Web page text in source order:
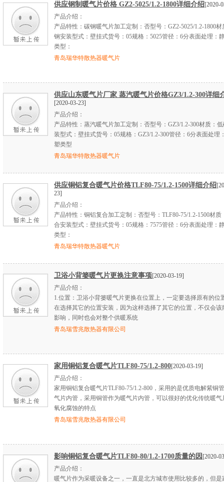
供应钢制暖气片价格 GZ2-5025/1.2-1800详细介绍[2020-
产品介绍：
产品特性：碳钢暖气片加工定制：否型号：GZ2-5025/1.2-1800
钢安装型式：壁挂式货号：05规格：5025管径：6分表面处理：
类型：
青岛瑞华特散热器暖气片
供应山东暖气片厂家 蒸汽暖气片价格GZ3/1.2-300详细
[2020-03-23]
产品介绍：
产品特性：蒸汽暖气片加工定制：否型号：GZ3/1.2-300材质：
装型式：壁挂式货号：05规格：GZ3/1.2-300管径：6分表面处理
塑类型
青岛瑞华特散热器暖气片
供应铜铝复合暖气片价格TLF80-75/1.2-1500详细介绍
23]
产品介绍：
产品特性：铜铝复合加工定制：否型号：TLF80-75/1.2-1500材质
合安装型式：壁挂式货号：05规格：7575管径：6分表面处理：
类型：
青岛瑞华特散热器暖气片
卫浴小背篓暖气片更换注意事项 [2020-03-19]
产品介绍：
1.位置：卫浴小背篓暖气片更换在位置上，一定要选择原有的位
在选择其它的位置安装，因为这样选择了其它的位置，不仅会该
影响，同时也会对整个供暖系统
青岛瑞雪兆散热器有限公司
家用铜铝复合暖气片TLF80-75/1.2-800[2020-03-19]
产品介绍：
家用铜铝复合暖气片TLF80-75/1.2-800，采用的是优质电解紫铜
气片内管，采用铜管作为暖气片内管，可以很好的优化传统暖气
氧化腐蚀的特点
青岛瑞雪兆散热器有限公司
影响铜铝复合暖气片TLF80-80/1.2-1700质量的因 [2020-
产品介绍：
暖气片作为采暖设备之一，一直是北方城市使用比较多的，但是